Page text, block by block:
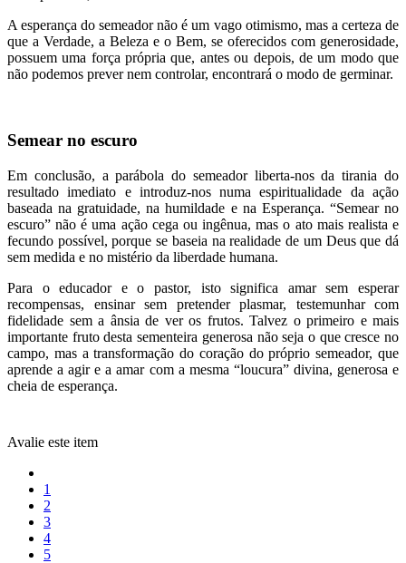
A esperança do semeador não é um vago otimismo, mas a certeza de
que a Verdade, a Beleza e o Bem, se oferecidos com generosidade,
possuem uma força própria que, antes ou depois, de um modo que
não podemos prever nem controlar, encontrará o modo de germinar.
Semear no escuro
Em conclusão, a parábola do semeador liberta-nos da tirania do
resultado imediato e introduz-nos numa espiritualidade da ação
baseada na gratuidade, na humildade e na Esperança. “Semear no
escuro” não é uma ação cega ou ingênua, mas o ato mais realista e
fecundo possível, porque se baseia na realidade de um Deus que dá
sem medida e no mistério da liberdade humana.
Para o educador e o pastor, isto significa amar sem esperar
recompensas, ensinar sem pretender plasmar, testemunhar com
fidelidade sem a ânsia de ver os frutos. Talvez o primeiro e mais
importante fruto desta sementeira generosa não seja o que cresce no
campo, mas a transformação do coração do próprio semeador, que
aprende a agir e a amar com a mesma “loucura” divina, generosa e
cheia de esperança.
Avalie este item
1
2
3
4
5